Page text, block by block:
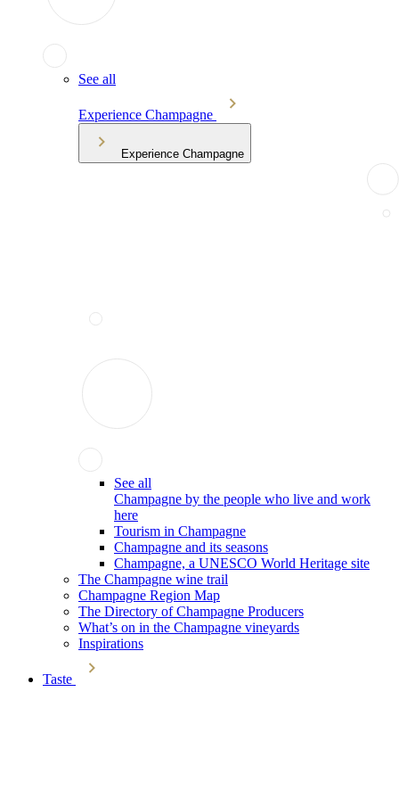
See all
Experience Champagne
Experience Champagne
See all
Champagne by the people who live and work
here
Tourism in Champagne
Champagne and its seasons
Champagne, a UNESCO World Heritage site
The Champagne wine trail
Champagne Region Map
The Directory of Champagne Producers
What’s on in the Champagne vineyards
Inspirations
Taste